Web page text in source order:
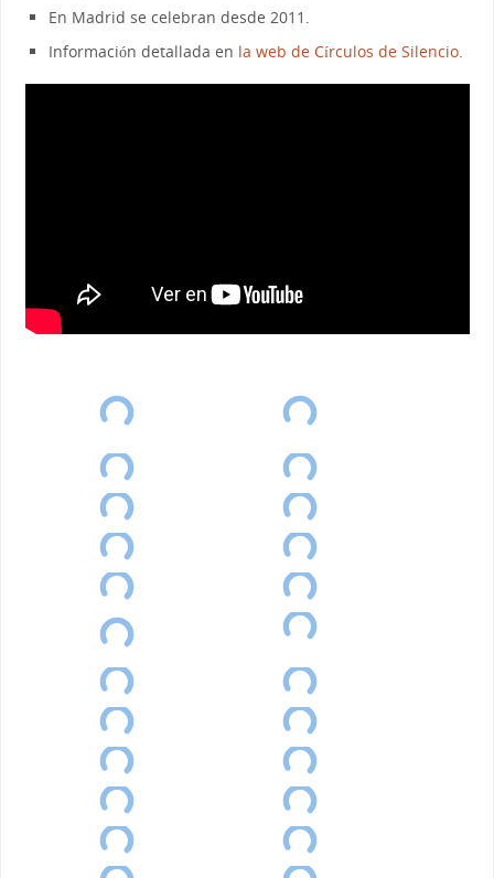
En Madrid se celebran desde 2011.
Información detallada en la web de Círculos de Silencio.